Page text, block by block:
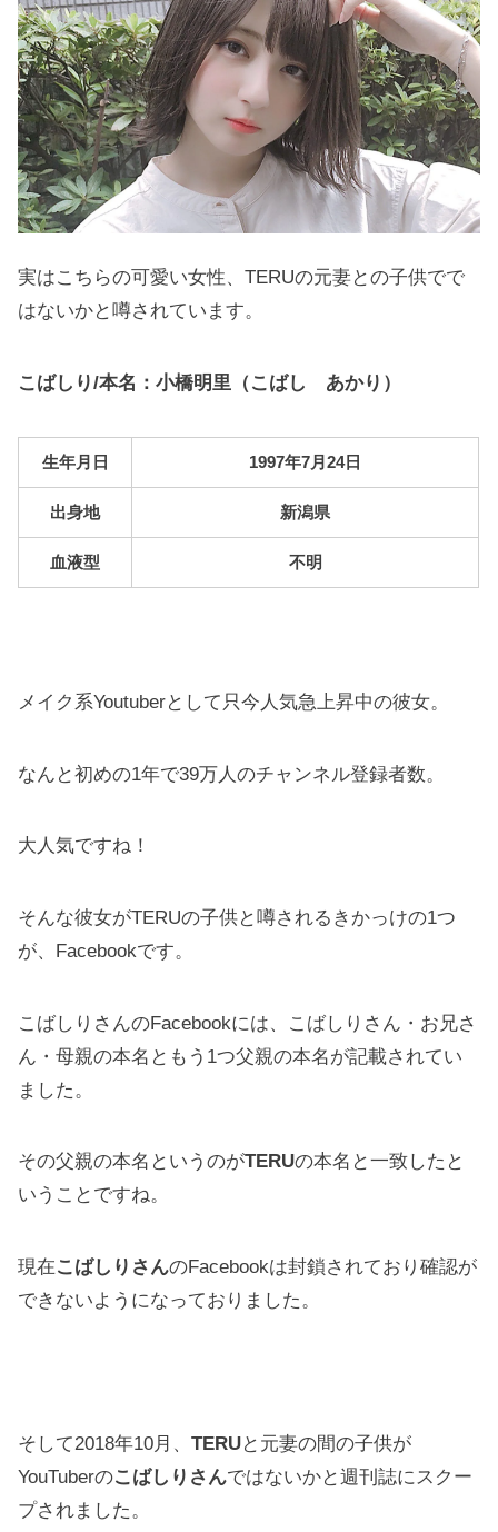
実はこちらの可愛い女性、TERUの元妻との子供でで
はないかと噂されています。
こばしり/本名：小橋明里（こばし あかり）
生年月日 1997年7月24日
出身地 新潟県
血液型 不明
メイク系Youtuberとして只今人気急上昇中の彼女。
なんと初めの1年で39万人のチャンネル登録者数。
大人気ですね！
そんな彼女がTERUの子供と噂されるきかっけの1つ
が、Facebookです。
こばしりさんのFacebookには、こばしりさん・お兄さ
ん・母親の本名ともう1つ父親の本名が記載されてい
ました。
その父親の本名というのがTERUの本名と一致したと
いうことですね。
現在こばしりさんのFacebookは封鎖されており確認が
できないようになっておりました。
そして2018年10月、TERUと元妻の間の子供が
YouTuberのこばしりさんではないかと週刊誌にスクー
プされました。